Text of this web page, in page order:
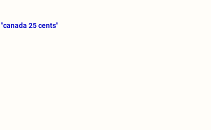
"canada 25 cents"